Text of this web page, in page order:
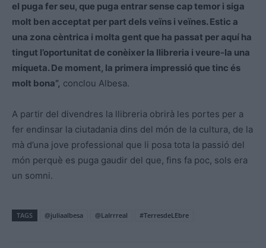
el puga fer seu, que puga entrar sense cap temor i siga
molt ben acceptat per part dels veïns i veïnes. Estic a
una zona cèntrica i molta gent que ha passat per aquí ha
tingut l’oportunitat de conèixer la llibreria i veure-la una
miqueta. De moment, la primera impressió que tinc és
molt bona”, conclou Albesa.
A partir del divendres la llibreria obrirà les portes per a
fer endinsar la ciutadania dins del món de la cultura, de la
mà d’una jove professional que li posa tota la passió del
món perquè es puga gaudir del que, fins fa poc, sols era
un somni.
TAGS @juliaalbesa @LaIrrreal #TerresdeLEbre